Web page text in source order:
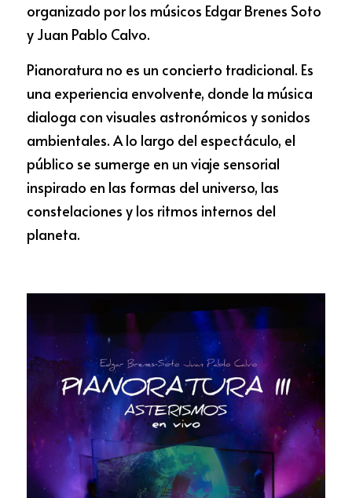
organizado por los músicos Edgar Brenes Soto
y Juan Pablo Calvo.
Pianoratura no es un concierto tradicional. Es
una experiencia envolvente, donde la música
dialoga con visuales astronómicos y sonidos
ambientales. A lo largo del espectáculo, el
público se sumerge en un viaje sensorial
inspirado en las formas del universo, las
constelaciones y los ritmos internos del
planeta.